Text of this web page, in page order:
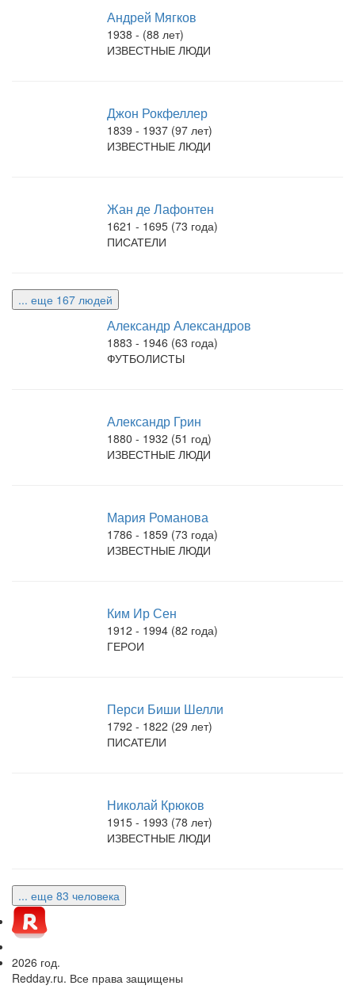
Андрей Мягков
1938 - (88 лет)
ИЗВЕСТНЫЕ ЛЮДИ
Джон Рокфеллер
1839 - 1937 (97 лет)
ИЗВЕСТНЫЕ ЛЮДИ
Жан де Лафонтен
1621 - 1695 (73 года)
ПИСАТЕЛИ
... еще 167 людей
Александр Александров
1883 - 1946 (63 года)
ФУТБОЛИСТЫ
Александр Грин
1880 - 1932 (51 год)
ИЗВЕСТНЫЕ ЛЮДИ
Мария Романова
1786 - 1859 (73 года)
ИЗВЕСТНЫЕ ЛЮДИ
Ким Ир Сен
1912 - 1994 (82 года)
ГЕРОИ
Перси Биши Шелли
1792 - 1822 (29 лет)
ПИСАТЕЛИ
Николай Крюков
1915 - 1993 (78 лет)
ИЗВЕСТНЫЕ ЛЮДИ
... еще 83 человека
2026 год.
Redday.ru. Все права защищены